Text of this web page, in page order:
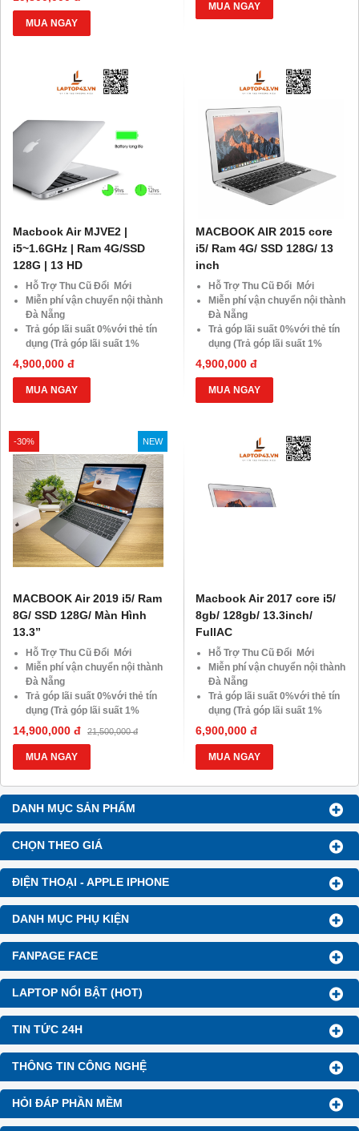
DANH MỤC SẢN PHẨM
CHỌN THEO GIÁ
ĐIỆN THOẠI - APPLE IPHONE
DANH MỤC PHỤ KIỆN
FANPAGE FACE
LAPTOP NỔI BẬT (HOT)
TIN TỨC 24H
THÔNG TIN CÔNG NGHỆ
HỎI ĐÁP PHẦN MỀM
BLX hoặc hộ khẩu gốc )
Giảm 20%khi nâng cấp Ram-
SSD
10.000 Voucher Giảm
Giá 500.000đ
MUA NGAY
Giảm 20%khi nâng cấp Ram-
SSD
Giá 500.000đ
MUA NGAY
Macbook Air MJVE2 |
i5~1.6GHz | Ram 4G/SSD
128G | 13 HD
Hỗ Trợ Thu Cũ Đổi Mới
Miễn phí vận chuyển nội thành
Đà Nẵng
Trả góp lãi suất 0%với thẻ tín
dụng (Trả góp lãi suất 1%
HDsaison - chỉ cần CMND
BLX hoặc hộ khẩu gốc )
Giảm 20%khi nâng cấp Ram-
SSD
khách hàng ở xa, HSSV . Săn
10.000 Voucher Giảm
Giá 500.000đ
4,900,000 đ
MUA NGAY
MACBOOK AIR 2015 core
i5/ Ram 4G/ SSD 128G/ 13
inch
Hỗ Trợ Thu Cũ Đổi Mới
Miễn phí vận chuyển nội thành
Đà Nẵng
Trả góp lãi suất 0%với thẻ tín
dụng (Trả góp lãi suất 1%
HDsaison - chỉ cần CMND
BLX hoặc hộ khẩu gốc )
Giảm 20%khi nâng cấp Ram-
SSD
10.000 Voucher Giảm
Giá 500.000đ
4,900,000 đ
MUA NGAY
-30% NEW
MACBOOK Air 2019 i5/ Ram
8G/ SSD 128G/ Màn Hình
13.3”
Hỗ Trợ Thu Cũ Đổi Mới
Miễn phí vận chuyển nội thành
Đà Nẵng
Trả góp lãi suất 0%với thẻ tín
dụng (Trả góp lãi suất 1%
HDsaison - chỉ cần CMND
BLX hoặc hộ khẩu gốc )
Giảm 20%khi nâng cấp Ram-
SSD
khách hàng ở xa, HSSV . Săn
10.000 Voucher Giảm
Giá 500.000đ
14,900,000 đ 21,500,000 đ
MUA NGAY
Macbook Air 2017 core i5/
8gb/ 128gb/ 13.3inch/
FullAC
Hỗ Trợ Thu Cũ Đổi Mới
Miễn phí vận chuyển nội thành
Đà Nẵng
Trả góp lãi suất 0%với thẻ tín
dụng (Trả góp lãi suất 1%
HDsaison - chỉ cần CMND
BLX hoặc hộ khẩu gốc )
Giảm 20%khi nâng cấp Ram-
SSD
khách hàng ở xa, HSSV . Săn
Giá 500.000đ
6,900,000 đ
MUA NGAY